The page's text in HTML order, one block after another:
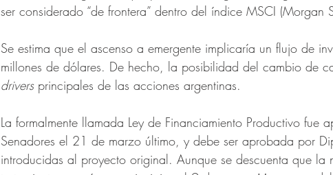
ser considerado “de frontera” dentro del índice MSCI (Morgan
Se estima que el ascenso a emergente implicaría un flujo de
millones de dólares. De hecho, la posibilidad del cambio de
drivers principales de las acciones argentinas.
La formalmente llamada Ley de Financiamiento Productivo fue
Senadores el 21 de marzo último, y debe ser aprobada por
introducidas al proyecto original. Aunque se descuenta que la